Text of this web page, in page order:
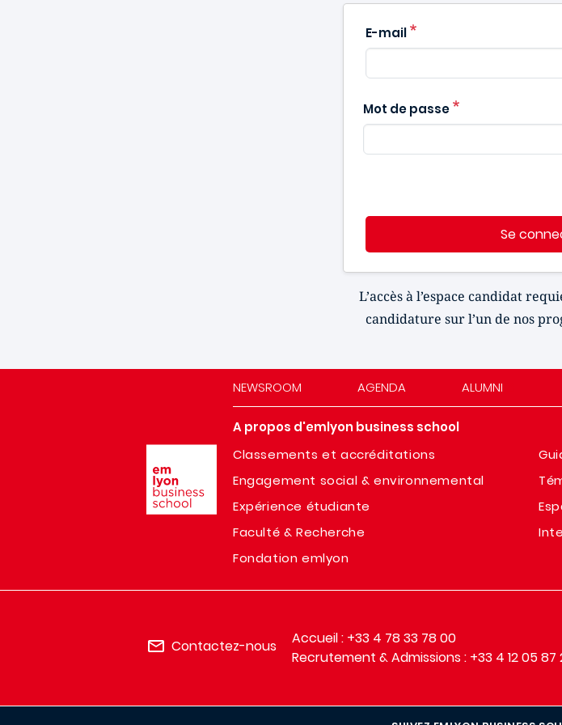
E-mail
Mot de passe
Se
L’accès à l’espace candidat
candidature sur l’un de nos
NEWSROOM AGENDA ALUMNI
A propos d'emlyon business school
Classements et accréditations
Engagement social & environnemental
Expérience étudiante
Faculté & Recherche
Fondation emlyon
Contactez-nous
Accueil : +33 4 78 33 78 00
Recrutement & Admissions : +33 4 12 05 87